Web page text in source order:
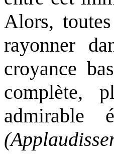
Alors,
rayonner
croyance
complète,
admirable